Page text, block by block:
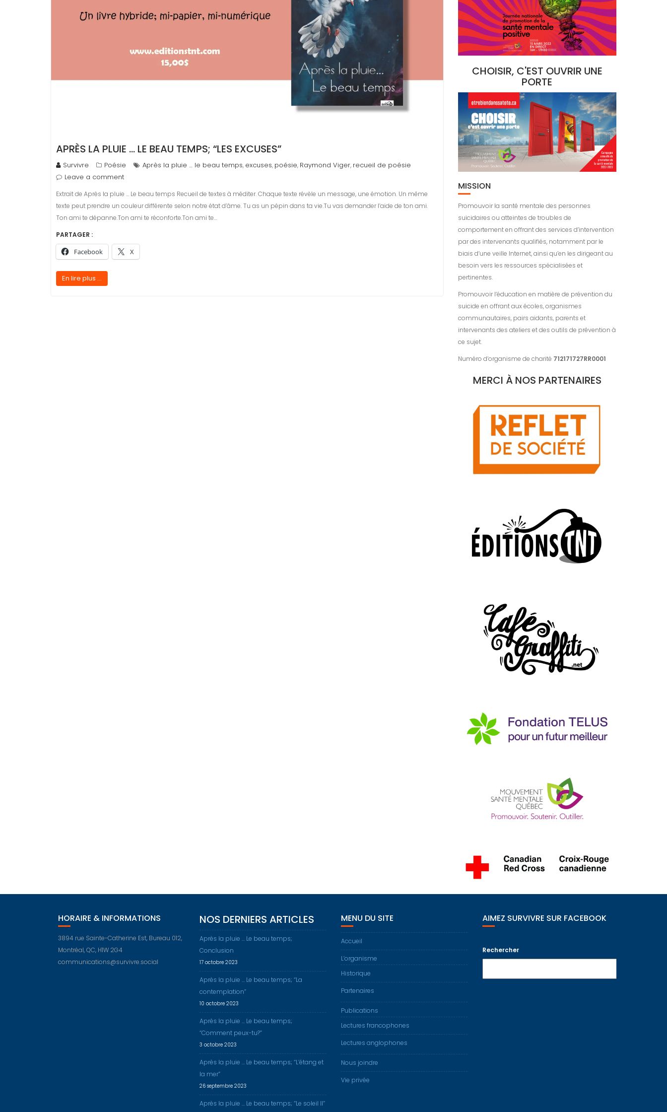
APRÈS LA PLUIE … LE BEAU TEMPS; “LES EXCUSES”
Survivre Poésie Après la pluie … le beau temps, excuses, poésie, Raymond Viger, recueil de poésie
Leave a comment
Extrait de Après la pluie … Le beau temps Recueil de textes à méditer. Chaque texte révèle un message, une émotion. Un même
texte peut prendre un couleur différente selon notre état d’âme. Tu as un pépin dans ta vie.Tu vas demander l’aide de ton ami.
Ton ami te dépanne.Ton ami te réconforte.Ton ami te…
PARTAGER :
Facebook X
En lire plus ...
CHOISIR, C'EST OUVRIR UNE
PORTE
MISSION
Promouvoir la santé mentale des personnes
suicidaires ou atteintes de troubles de
comportement en offrant des services d’intervention
par des intervenants qualifiés, notamment par le
biais d’une veille Internet, ainsi qu’en les dirigeant au
besoin vers les ressources spécialisées et
pertinentes.
Promouvoir l’éducation en matière de prévention du
suicide en offrant aux écoles, organismes
communautaires, pairs aidants, parents et
intervenants des ateliers et des outils de prévention à
ce sujet.
Numéro d’organisme de charité 712171727RR0001
MERCI À NOS PARTENAIRES
HORAIRE & INFORMATIONS
3894 rue Sainte-Catherine Est, Bureau 012,
Montréal, QC, H1W 2G4
communications@survivre.social
NOS DERNIERS ARTICLES
Après la pluie … Le beau temps;
Conclusion
17 octobre 2023
Après la pluie … Le beau temps; “La
contemplation”
10 octobre 2023
Après la pluie … Le beau temps;
“Comment peux-tu?”
3 octobre 2023
Après la pluie … Le beau temps; “L’étang et
la mer”
26 septembre 2023
Après la pluie … Le beau temps; “Le soleil II”
MENU DU SITE
Accueil
L’organisme
Historique
Partenaires
Publications
Lectures francophones
Lectures anglophones
Nous joindre
Vie privée
AIMEZ SURVIVRE SUR FACEBOOK
Rechercher